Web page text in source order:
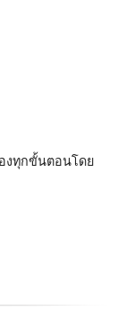
งทุกขั้นตอนโดย